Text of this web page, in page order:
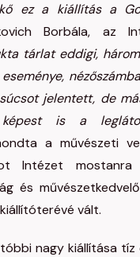
ez a kiállítás a
Borbála, az
tárlat eddigi,
jelentett, de
képest is a
a művészeti
Intézet
és
vált.
nagy kiállítása